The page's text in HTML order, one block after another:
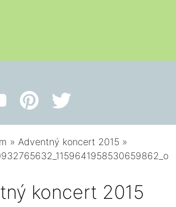
»Adventný koncert 2015 »
koncert 2015